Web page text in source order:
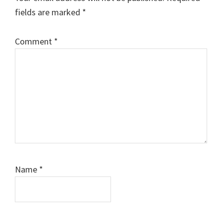
fields are marked *
Comment *
Name *